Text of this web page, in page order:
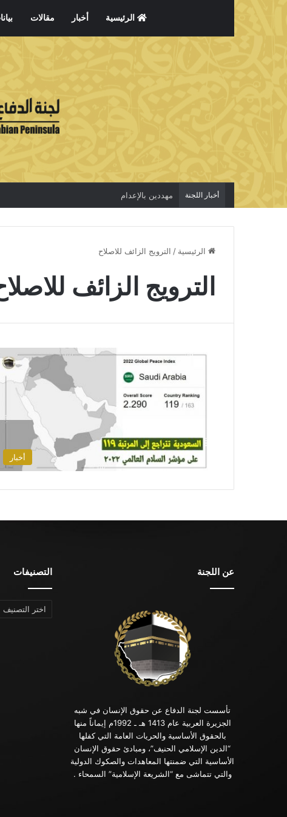
الرئيسية أخبار مقالات
أخبار اللجنة مهددين بالإعدام
الرئيسية / الترويج الزائف للاصلاح
الترويج الزائف
أخبار
عن اللجنة
تأسست لجنة الدفاع عن حقوق الإنسان في شبه
الجزيرة العربية عام 1413 هـ ـ 1992م إيماناً منها
بالحقوق الأساسية والحريات العامة التي كفلها
“الدين الإسلامي الحنيف”، ومبادئ حقوق الإنسان
الأساسية التي ضمنتها المعاهدات والصكوك الدولية
والتي تتماشى مع “الشريعة الإسلامية” السمحاء .
التصنيفات
التصنيفات